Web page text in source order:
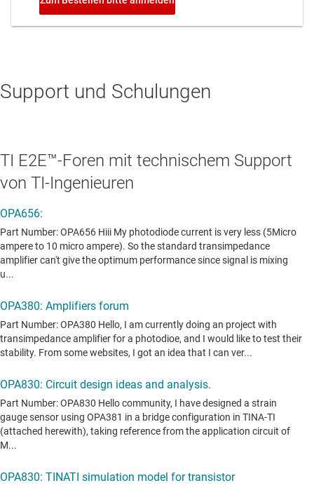
Support und Schulungen
TI E2E™-Foren mit technischem Support
von TI-Ingenieuren